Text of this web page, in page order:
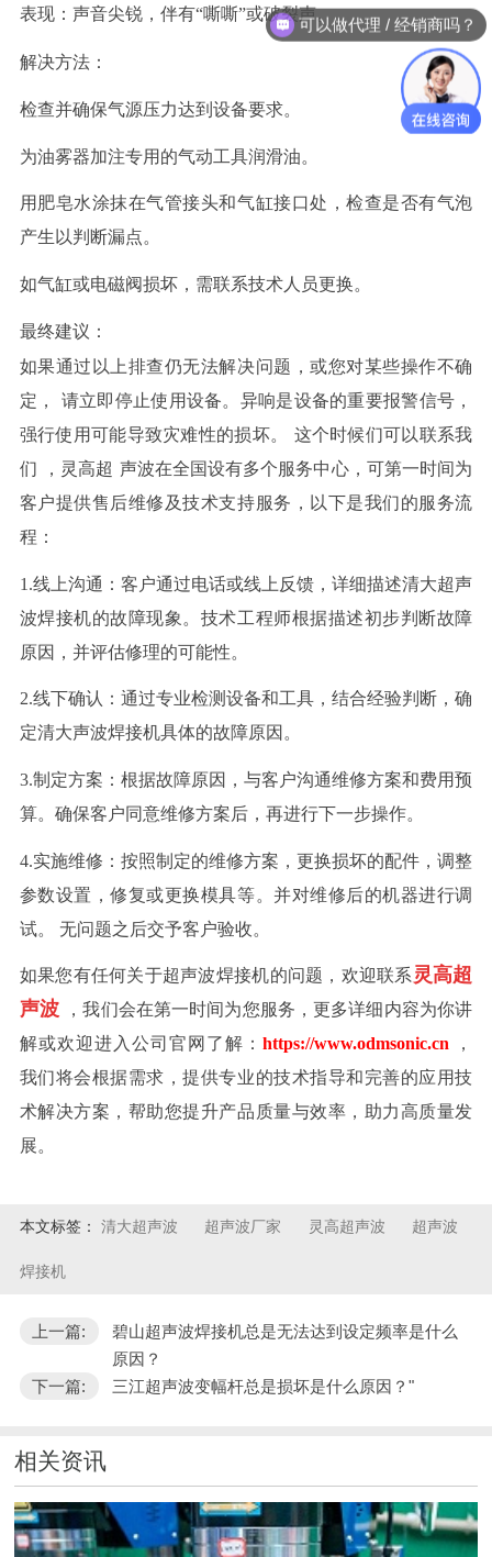
表现：声音尖锐，伴有“嘶嘶”或破裂声。
解决方法：
检查并确保气源压力达到设备要求。
为油雾器加注专用的气动工具润滑油。
用肥皂水涂抹在气管接头和气缸接口处，检查是否有气泡
产生以判断漏点。
如气缸或电磁阀损坏，需联系技术人员更换。
最终建议：
如果通过以上排查仍无法解决问题，或您对某些操作不确
定，
请立即停止使用设备。异响是设备的重要报警信号，
强行使用可能导致灾难性的损坏。
这个时候们可以联系我
们
，灵高超 声波在全国设有多个服务中心，可第一时间为
客户提供售后维修及技术支持服务，以下是我们的服务流
程：
1.线上沟通：客户通过电话或线上反馈，详细描述清大超声
波焊接机的故障现象。技术工程师根据描述初步判断故障
原因，并评估修理的可能性。
2.线下确认：通过专业检测设备和工具，结合经验判断，确
定清大声波焊接机具体的故障原因。
3.制定方案：根据故障原因，与客户沟通维修方案和费用预
算。确保客户同意维修方案后，再进行下一步操作。
4.实施维修：按照制定的维修方案，更换损坏的配件，调整
参数设置，修复或更换模具等。并对维修后的机器进行调
试。 无问题之后交予客户验收。
如果您有任何关于超声波焊接机的问题，欢迎联系 灵高超
声波
，我们会在第一时间为您服务，更多详细内容为你讲
解或欢迎进入公司官网了解：https://www.odmsonic.cn
，
我们将会根据需求，提供专业的技术指导和完善的应用技
术解决方案，帮助您提升产品质量与效率，助力高质量发
展。
本文标签： 清大超声波 超声波厂家 灵高超声波 超声波
焊接机
上一篇:
碧山超声波焊接机总是无法达到设定频率是什么
原因？
下一篇:
三江超声波变幅杆总是损坏是什么原因？"
相关资讯
可以做代理 / 经销商吗？